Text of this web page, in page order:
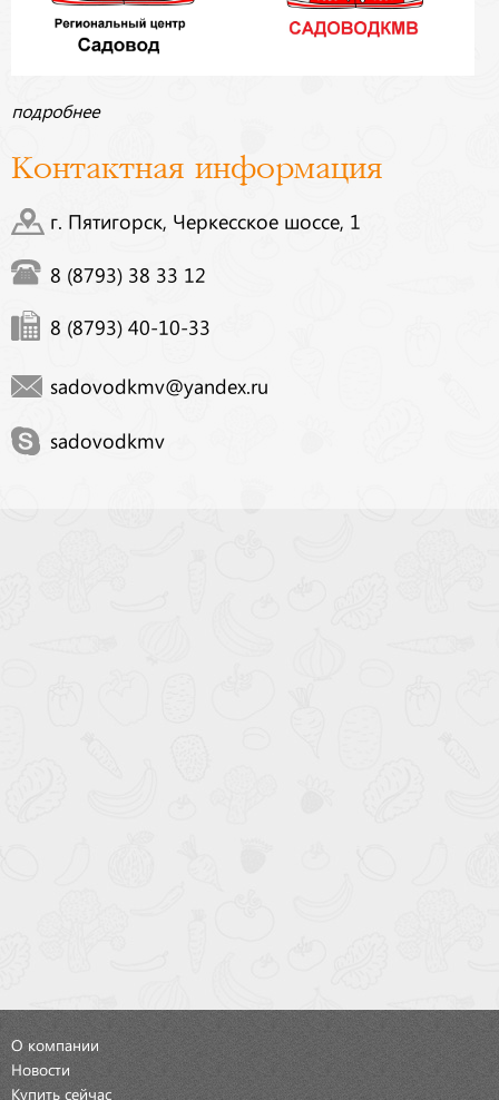
подробнее
Контактная информация
г. Пятигорск, Черкесское шоссе, 1
8 (8793) 38 33 12
8 (8793) 40-10-33
sadovodkmv@yandex.ru
sadovodkmv
О компании
Новости
Купить сейчас